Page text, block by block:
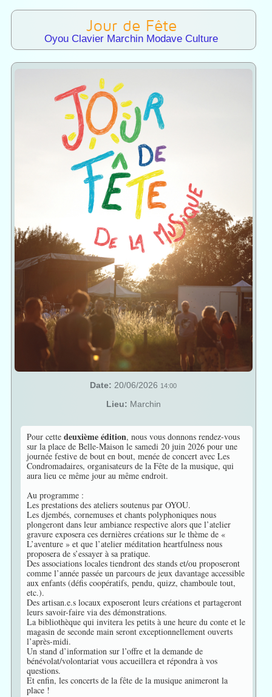
Jour de Fête
Oyou Clavier Marchin Modave Culture
Date: 20/06/2026 14:00
Lieu: Marchin
Pour cette deuxième édition, nous vous donnons rendez-vous
sur la place de Belle-Maison le samedi 20 juin 2026 pour une
journée festive de bout en bout, menée de concert avec Les
Condromadaires, organisateurs de la Fête de la musique, qui
aura lieu ce même jour au même endroit.
Au programme :
Les prestations des ateliers soutenus par OYOU.
Les djembés, cornemuses et chants polyphoniques nous
plongeront dans leur ambiance respective alors que l’atelier
gravure exposera ces dernières créations sur le thème de «
L’aventure » et que l’atelier méditation heartfulness nous
proposera de s’essayer à sa pratique.
Des associations locales tiendront des stands et/ou proposeront
comme l’année passée un parcours de jeux davantage accessible
aux enfants (défis coopératifs, pendu, quizz, chamboule tout,
etc.).
Des artisan.e.s locaux exposeront leurs créations et partageront
leurs savoir-faire via des démonstrations.
La bibliothèque qui invitera les petits à une heure du conte et le
magasin de seconde main seront exceptionnellement ouverts
l’après-midi.
Un stand d’information sur l’offre et la demande de
bénévolat/volontariat vous accueillera et répondra à vos
questions.
Et enfin, les concerts de la fête de la musique animeront la
place !